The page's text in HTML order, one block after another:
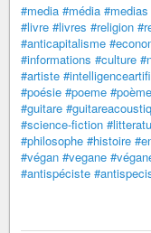
#media #média #medias
#livre #livres #religion
#anticapitalisme
#informations #culture
#artiste
#poésie #poeme #poème
#guitare
#science-fiction
#philosophe #histoire
#végan #vegane
#antispéciste